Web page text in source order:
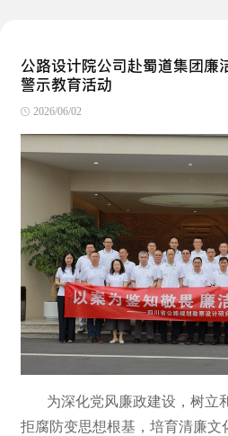
公路设计院公司赴蜀道集团廉
警示教育活动
2026/06/02
为深化党风廉政建设，树立
拒腐防变思想根基，培育清廉文